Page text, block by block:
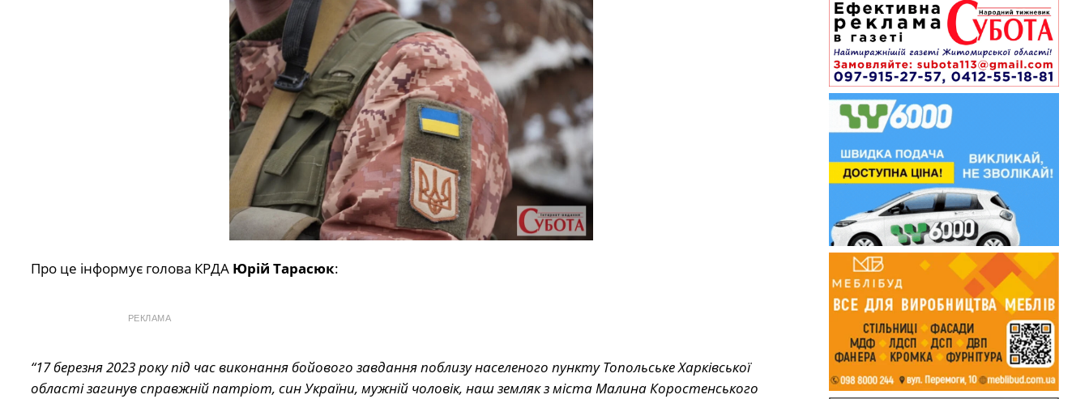
Про це інформує голова КРДА Юрій Тарасюк:
РЕКЛАМА
“17 березня 2023 року під час виконання бойового завдання поблизу населеного пункту Топольське Харківської
області загинув справжній патріот, син України, мужній чоловік, наш земляк з міста Малина Коростенського